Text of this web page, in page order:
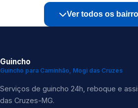
Ver todos os
Guincho
Guincho para Caminhão, Mogi das Cruzes
Serviços de guincho 24h, reboque e
das Cruzes-MG.